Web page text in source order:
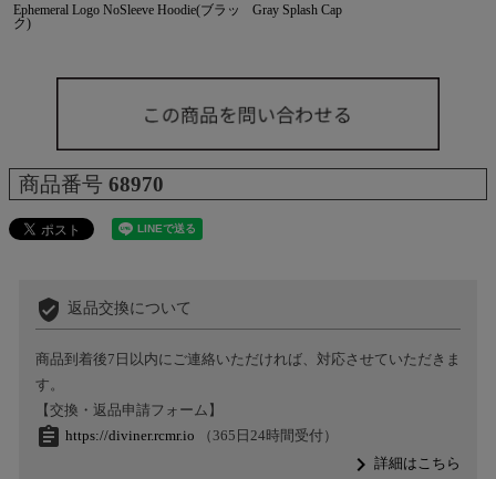
Ephemeral Logo NoSleeve Hoodie(ブラッ
ク)
Gray Splash Cap
商品番号 68970
verified_user 返品交換について
商品到着後7日以内にご連絡いただければ、対応させていただきま
す。
【交換・返品申請フォーム】
assignment https://diviner.rcmr.io （365日24時間受付）
navigate_next詳細はこちら